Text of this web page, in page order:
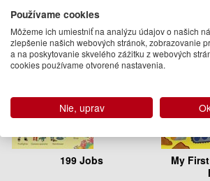
199 Jobs
My
Používame cookies
Môžeme ich umiestniť na analýzu údajov o našich
zlepšenie našich webových stránok, zobrazovanie
a na poskytovanie skvelého zážitku z webových
cookies používame otvorené nastavenia.
Nie, uprav